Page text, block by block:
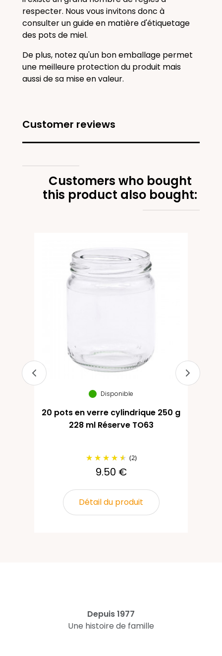
respecter. Nous vous invitons donc à
consulter un guide en matière d'étiquetage
des pots de miel.
De plus, notez qu'un bon emballage permet
une meilleure protection du produit mais
aussi de sa mise en valeur.
Customer reviews
Customers who bought
this product also bought:
Disponible
20 pots en verre cylindrique 250 g
228 ml Réserve TO63
(2)
9.50 €
Détail du produit
Depuis 1977
Une histoire de famille